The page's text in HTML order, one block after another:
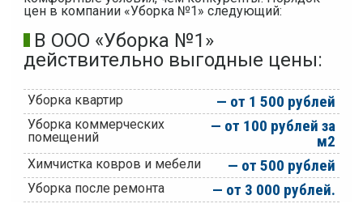
цен в компании «Уборка №1» следующий:
В ООО «Уборка №1»
действительно выгодные цены:
Уборка квартир — от 1 500 рублей
Уборка коммерческих
помещений
— от 100 рублей за
м2
Химчистка ковров и мебели — от 500 рублей
Уборка после ремонта — от 3 000 рублей.